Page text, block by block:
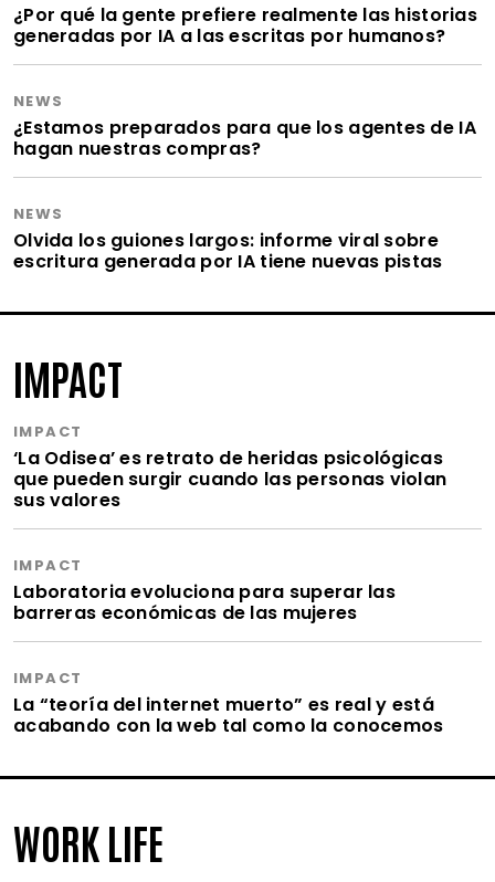
¿Por qué la gente prefiere realmente las historias
generadas por IA a las escritas por humanos?
NEWS
¿Estamos preparados para que los agentes de IA
hagan nuestras compras?
NEWS
Olvida los guiones largos: informe viral sobre
escritura generada por IA tiene nuevas pistas
IMPACT
IMPACT
‘La Odisea’ es retrato de heridas psicológicas
que pueden surgir cuando las personas violan
sus valores
IMPACT
Laboratoria evoluciona para superar las
barreras económicas de las mujeres
IMPACT
La “teoría del internet muerto” es real y está
acabando con la web tal como la conocemos
WORK LIFE